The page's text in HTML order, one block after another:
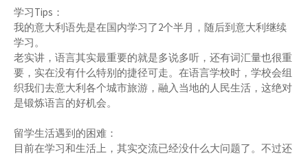
学习Tips：
我的意大利语先是在国内学习了2个半月，随后到意大利继续
学习。
老实讲，语言其实最重要的就是多说多听，还有词汇量也很重
要，实在没有什么特别的捷径可走。在语言学校时，学校会组
织我们去意大利各个城市旅游，融入当地的人民生活，这绝对
是锻炼语言的好机会。
留学生活遇到的困难：
目前在学习和生活上，其实交流已经没什么大问题了。不过还